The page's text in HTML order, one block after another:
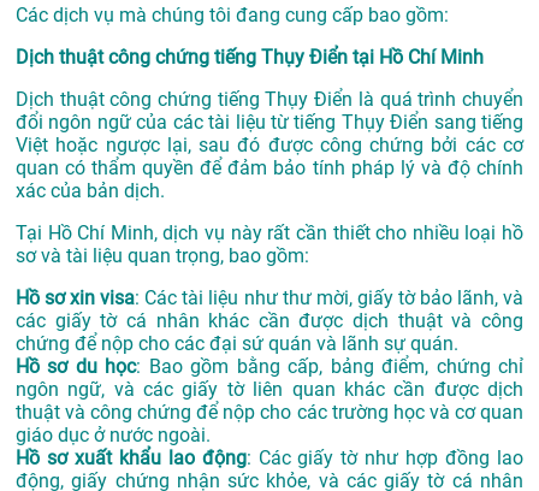
Các dịch vụ mà chúng tôi đang cung cấp bao gồm:
Dịch thuật công chứng tiếng Thụy Điển tại Hồ Chí Minh
Dịch thuật công chứng tiếng Thụy Điển là quá trình chuyển
đổi ngôn ngữ của các tài liệu từ tiếng Thụy Điển sang tiếng
Việt hoặc ngược lại, sau đó được công chứng bởi các cơ
quan có thẩm quyền để đảm bảo tính pháp lý và độ chính
xác của bản dịch.
Tại Hồ Chí Minh, dịch vụ này rất cần thiết cho nhiều loại hồ
sơ và tài liệu quan trọng, bao gồm:
Hồ sơ xin visa: Các tài liệu như thư mời, giấy tờ bảo lãnh, và
các giấy tờ cá nhân khác cần được dịch thuật và công
chứng để nộp cho các đại sứ quán và lãnh sự quán.
Hồ sơ du học: Bao gồm bằng cấp, bảng điểm, chứng chỉ
ngôn ngữ, và các giấy tờ liên quan khác cần được dịch
thuật và công chứng để nộp cho các trường học và cơ quan
giáo dục ở nước ngoài.
Hồ sơ xuất khẩu lao động: Các giấy tờ như hợp đồng lao
động, giấy chứng nhận sức khỏe, và các giấy tờ cá nhân